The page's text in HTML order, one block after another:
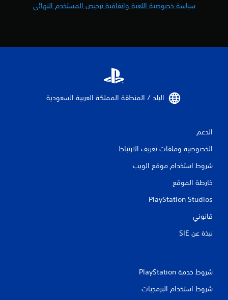
سياسة خصوصية اللعبة واتفاقية ترخيص المستخدم النهائي
البلد / المنطقة المملكة العربية السعودية‏
الدعم
الخصوصية وملفات تعريف الارتباط
شروط استخدام موقع الويب
خارطة الموقع
PlayStation Studios
قانوني
نبذة عن SIE‏
شروط خدمة PlayStation‏
شروط استخدام البرمجيات